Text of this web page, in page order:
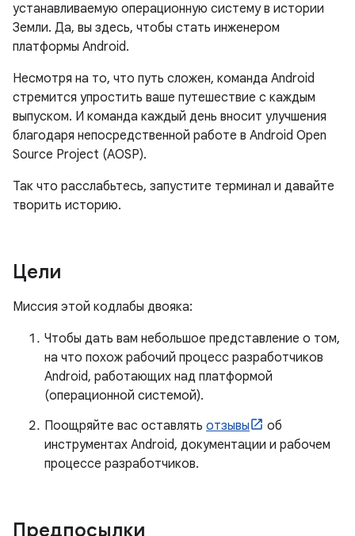
устанавливаемую операционную систему в истории
Земли. Да, вы здесь, чтобы стать инженером
платформы Android.
Несмотря на то, что путь сложен, команда Android
стремится упростить ваше путешествие с каждым
выпуском. И команда каждый день вносит улучшения
благодаря непосредственной работе в Android Open
Source Project (AOSP).
Так что расслабьтесь, запустите терминал и давайте
творить историю.
Цели
Миссия этой кодлабы двояка:
Чтобы дать вам небольшое представление о том,
на что похож рабочий процесс разработчиков
Android, работающих над платформой
(операционной системой).
Поощряйте вас оставлять отзывы
об
инструментах Android, документации и рабочем
процессе разработчиков.
Предпосылки